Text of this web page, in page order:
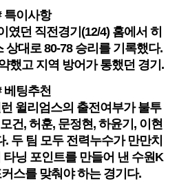
특이사항
였던 직전경기(12/4) 홈에서 히
상대로 80-78 승리를 기록했다.
했고 지역 방어가 통했던 경기.
베팅추천
윌리엄스의 출전여부가 불투
건, 허훈, 문정현, 하윤기, 이현
두 팀 모두 전력누수가 만만치
닝 포인트를 만들어 낸 수원K
스를 맞춰야 하는 경기다.